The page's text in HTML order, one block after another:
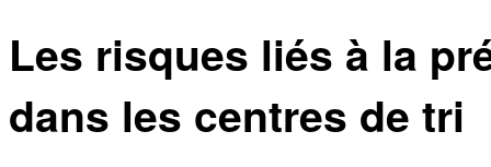
Les risques liés à la
dans les centres de tri